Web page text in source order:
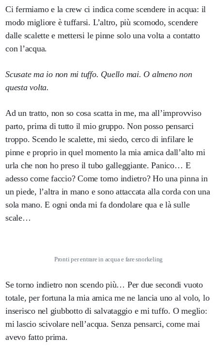
Ci fermiamo e la crew ci indica come scendere in acqua: il
modo migliore è tuffarsi. L’altro, più scomodo, scendere
dalle scalette e mettersi le pinne solo una volta a contatto
con l’acqua.
Scusate ma io non mi tuffo. Quello mai. O almeno non
questa volta.
Ad un tratto, non so cosa scatta in me, ma all’improvviso
parto, prima di tutto il mio gruppo. Non posso pensarci
troppo. Scendo le scalette, mi siedo, cerco di infilare le
pinne e proprio in quel momento la mia amica dall’alto mi
urla che non ho preso il tubo galleggiante. Panico… E
adesso come faccio? Come torno indietro? Ho una pinna in
un piede, l’altra in mano e sono attaccata alla corda con una
sola mano. E ogni onda mi fa dondolare qua e là sulle
scale…
Pronti per entrare in acqua e fare snorkeling
Se torno indietro non scendo più… Per due secondi vuoto
totale, per fortuna la mia amica me ne lancia uno al volo, lo
inserisco nel giubbotto di salvataggio e mi tuffo. O meglio:
mi lascio scivolare nell’acqua. Senza pensarci, come mai
avevo fatto prima.